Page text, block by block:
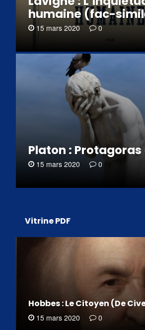
humaine (fac-
15 mars 2020 0
Platon : Protagoras
15 mars 2020 0
Vitrine PDF
Hobbes : Le Citoyen (De
15 mars 2020 0